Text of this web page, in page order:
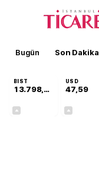
Bugün Son Dakika
BIST
13.798,82
USD
47,59